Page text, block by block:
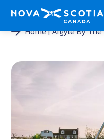
Home Argyle By